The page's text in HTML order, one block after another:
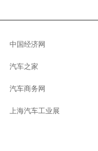
中国经济网
汽车之家
汽车商务网
上海汽车工业展